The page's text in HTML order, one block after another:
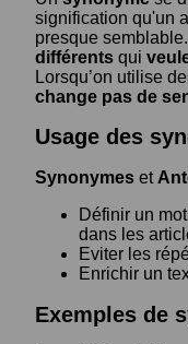
signification qu'un
presque
différents qui
Lorsqu’on utilise
change pas de
Usage des
Synonymes et
Définir un
dans les
Eviter les
Enrichir un
Exemples de